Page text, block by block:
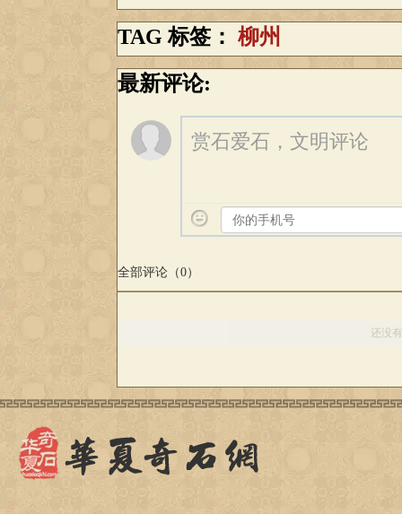
TAG 标签： 柳州
最新评论:
赏石爱石，文明评论
全部评论（0）
还没